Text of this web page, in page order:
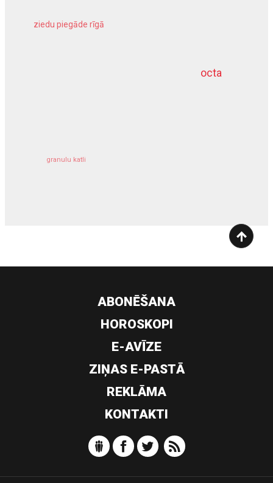
octa
ziedu piegāde rīgā
granulu katli
dziļurbums
ABONĒŠANA
HOROSKOPI
E-AVĪZE
ZIŅAS E-PASTĀ
REKLĀMA
KONTAKTI